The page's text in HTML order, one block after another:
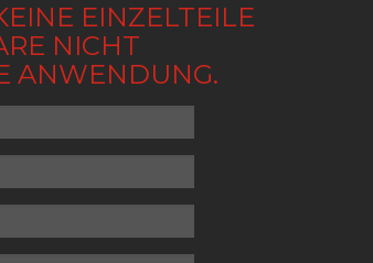
EINZELTEILE
NICHT
ANWENDUNG.